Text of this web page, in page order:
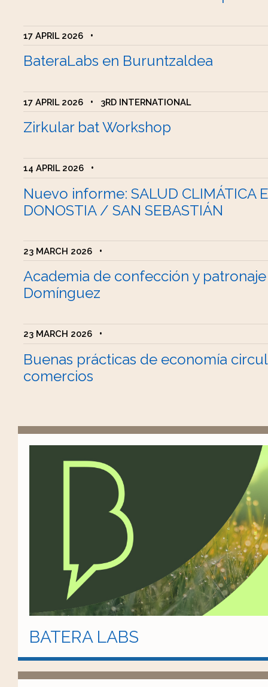
17 APRIL 2026 •
BateraLabs en Buruntzaldea
17 APRIL 2026 • 3RD INTERNATIONAL
Zirkular bat Workshop
14 APRIL 2026 •
Nuevo informe: SALUD CLIMÁTICA
DONOSTIA / SAN SEBASTIÁN
23 MARCH 2026 •
Academia de confección y
Domínguez
23 MARCH 2026 •
Buenas prácticas de economía
comercios
BATERA LABS